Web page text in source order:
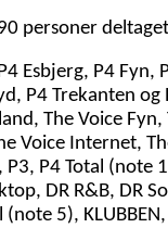
personer
Esbjerg, P4
P4 Trekanten
The Voice
Voice Internet,
P3, P4 Total (note
DR R&B, DR
(note 5),